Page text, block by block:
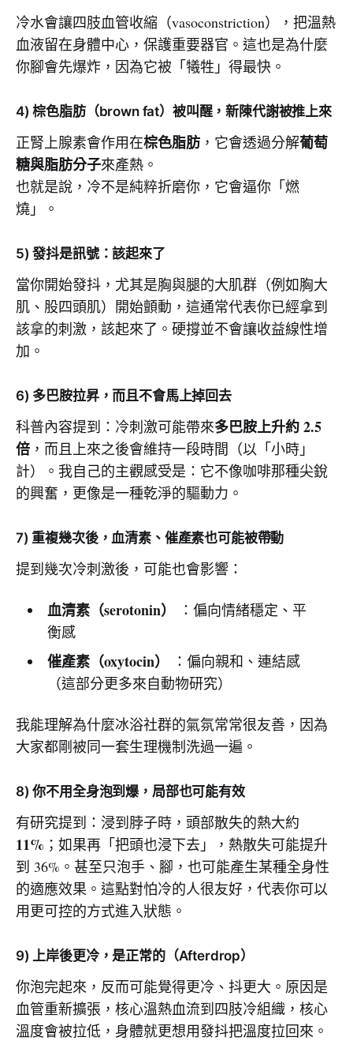
冷水會讓四肢血管收縮（vasoconstriction），把溫熱
血液留在身體中心，保護重要器官。這也是為什麼
你腳會先爆炸，因為它被「犧牲」得最快。
4) 棕色脂肪（brown fat）被叫醒，新陳代謝被推上來
正腎上腺素會作用在棕色脂肪 ，它會透過分解葡萄
糖與脂肪分子來產熱。
也就是說，冷不是純粹折磨你，它會逼你「燃
燒」。
5) 發抖是訊號：該起來了
當你開始發抖，尤其是胸與腿的大肌群（例如胸大
肌、股四頭肌）開始顫動，這通常代表你已經拿到
該拿的刺激，該起來了。硬撐並不會讓收益線性增
加。
6) 多巴胺拉昇，而且不會馬上掉回去
科普內容提到：冷刺激可能帶來多巴胺上升約 2.5
倍 ，而且上來之後會維持一段時間（以「小時」
計）。我自己的主觀感受是：它不像咖啡那種尖銳
的興奮，更像是一種乾淨的驅動力。
7) 重複幾次後，血清素、催產素也可能被帶動
提到幾次冷刺激後，可能也會影響：
血清素（serotonin）
：偏向情緒穩定、平
衡感
催產素（oxytocin）
：偏向親和、連結感
（這部分更多來自動物研究）
我能理解為什麼冰浴社群的氣氛常常很友善，因為
大家都剛被同一套生理機制洗過一遍。
8) 你不用全身泡到爆，局部也可能有效
有研究提到：浸到脖子時，頭部散失的熱大約
11% ；如果再「把頭也浸下去」，熱散失可能提升
到 36%。甚至只泡手、腳，也可能產生某種全身性
的適應效果。這點對怕冷的人很友好，代表你可以
用更可控的方式進入狀態。
9) 上岸後更冷，是正常的（Afterdrop）
你泡完起來，反而可能覺得更冷、抖更大。原因是
血管重新擴張，核心溫熱血流到四肢冷組織，核心
溫度會被拉低，身體就更想用發抖把溫度拉回來。